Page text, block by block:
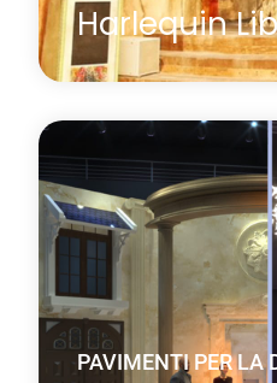
Harlequin
Harlequin Liberty HD è la
nostro celebre pavimento
Liberty, progettato per
utilizzo più esigenti.
Saperne di più
Di Harlequin Liberty HD™
PAVIMENTI PER LA